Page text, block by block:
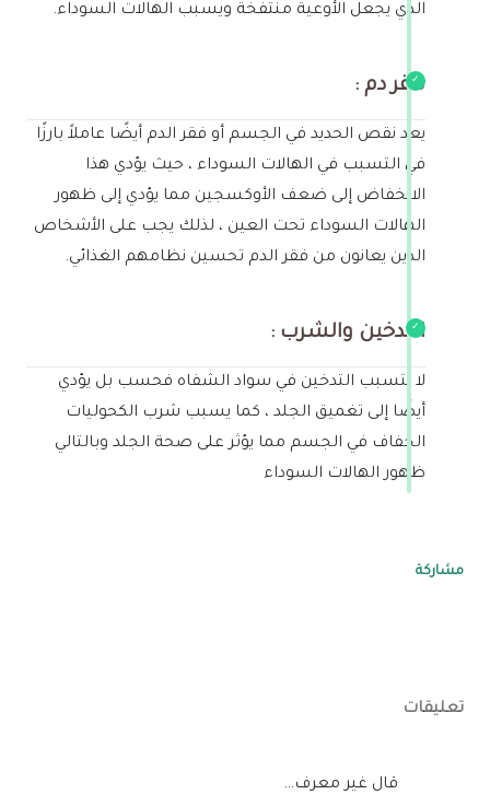
الذي يجعل الأوعية منتفخة ويسبب الهالات السوداء.
فقر دم :
يعد نقص الحديد في الجسم أو فقر الدم أيضًا عاملاً بارزًا
في التسبب في الهالات السوداء ، حيث يؤدي هذا
الانخفاض إلى ضعف الأوكسجين مما يؤدي إلى ظهور
الهالات السوداء تحت العين ، لذلك يجب على الأشخاص
الذين يعانون من فقر الدم تحسين نظامهم الغذائي.
التدخين والشرب :
لا يتسبب التدخين في سواد الشفاه فحسب بل يؤدي
أيضًا إلى تغميق الجلد ، كما يسبب شرب الكحوليات
الجفاف في الجسم مما يؤثر على صحة الجلد وبالتالي
ظهور الهالات السوداء
مشاركة
تعليقات
‏قال غير معرف…